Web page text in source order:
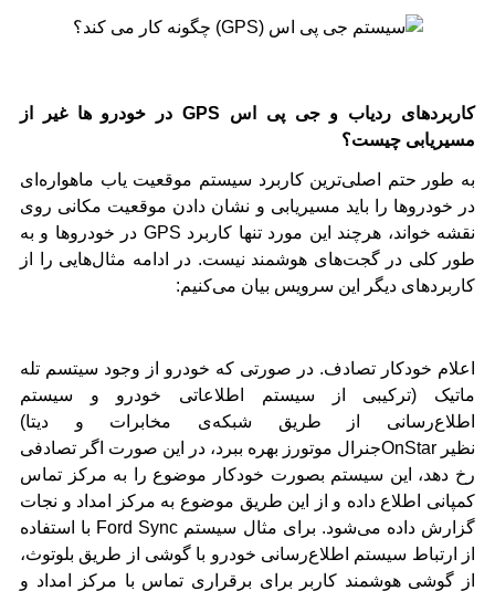
کاربردهای ردیاب و جی پی اس GPS در خودرو ها غیر از
مسیریابی چیست؟
به طور حتم اصلی‌ترین کاربرد سیستم موقعیت یاب ماهواره‌ای
در خودروها را باید مسیریابی و نشان دادن موقعیت مکانی روی
نقشه خواند، هرچند این مورد تنها کاربرد GPS در خودروها و به
طور کلی در گجت‌های هوشمند نیست. در ادامه مثال‌هایی را از
کاربردهای دیگر این سرویس بیان می‌کنیم:
اعلام خودکار تصادف. در صورتی که خودرو از وجود سیتسم تله
ماتیک (ترکیبی از سیستم اطلاعاتی خودرو و سیستم
اطلاع‌رسانی از طریق شبکه‌ی مخابرات و دیتا)
نظیر OnStarجنرال موتورز بهره ببرد، در این صورت اگر تصادفی
رخ دهد، این سیستم بصورت خودکار موضوع را به مرکز تماس
کمپانی اطلاع داده و از این طریق موضوع به مرکز امداد و نجات
گزارش داده می‌شود. برای مثال سیستم Ford Sync با استفاده
از ارتباط سیستم اطلاع‌رسانی خودرو با گوشی از طریق بلوتوث،
از گوشی هوشمند کاربر برای برقراری تماس با مرکز امداد و